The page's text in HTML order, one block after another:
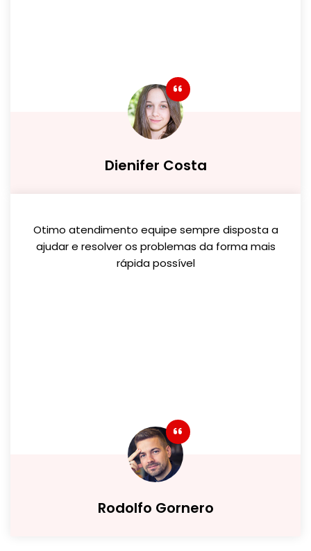
Dienifer Costa
Otimo atendimento equipe sempre disposta a
ajudar e resolver os problemas da forma mais
rápida possível
Rodolfo Gornero